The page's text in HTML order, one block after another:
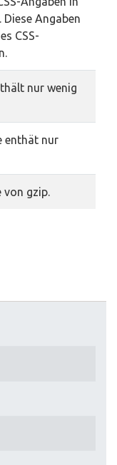
Angaben
CSS-
nur wenig
enthät nur
von gzip.